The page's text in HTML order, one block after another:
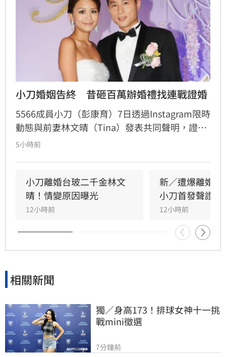
小刀婚姻告終　昔砸百萬辦婚禮找連戰證婚
5566成員小刀（彭康育）7日透過Instagram限時
動態與前妻林文晴（Tina）發表共同聲明，證實
兩人已結束14年婚姻。聲明中表示，兩人其實已
同陪伴、守護一對子女成長，同時希望外界尊重
雙方決定，之後不再對離婚一事做任何回應。
5小時前
小刀離婚台玻二千金林文
晴！情變原因曝光
12小時前
新／遭爆離婚
小刀首發聲證實
12小時前
相關新聞
獨／身高173！排球女神十一挑
戰mini徵選
7分鐘前